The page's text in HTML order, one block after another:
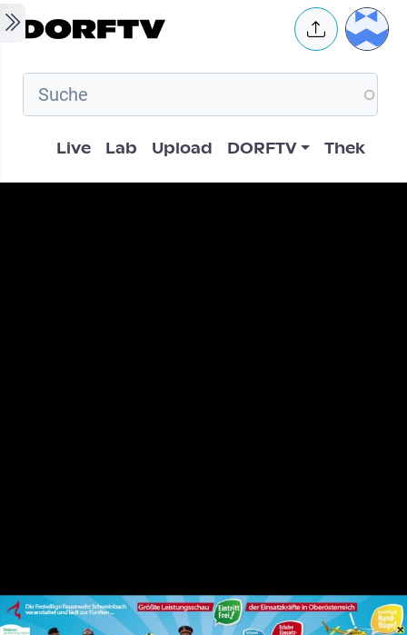
Skip to main content User
Hauptnavigation
Live Lab Upload DORFTV Thek